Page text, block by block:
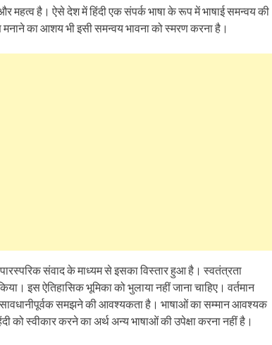
महत्व है। ऐसे देश में हिंदी एक संपर्क भाषा के रूप में भाषाई समन्वय की
मनाने का आशय भी इसी समन्वय भावना को स्मरण करना है।
संवाद के माध्यम से इसका विस्तार हुआ है। स्वतंत्रता
इस ऐतिहासिक भूमिका को भुलाया नहीं जाना चाहिए। वर्तमान
सावधानीपूर्वक समझने की आवश्यकता है। भाषाओं का सम्मान आवश्यक
को स्वीकार करने का अर्थ अन्य भाषाओं की उपेक्षा करना नहीं है।